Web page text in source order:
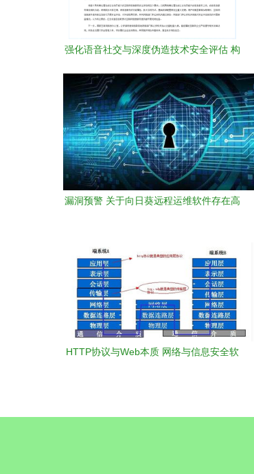
强化语音社交与深度伪造技术安全评估 构
漏洞预警 关于向日葵远程运维软件存在高
HTTP协议与Web本质 网络与信息安全软